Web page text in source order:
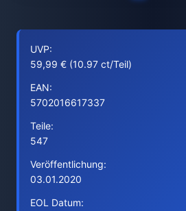
UVP:
59,99 € (10.97 ct/Teil)
EAN:
5702016617337
Teile:
547
Veröffentlichung:
03.01.2020
EOL Datum: